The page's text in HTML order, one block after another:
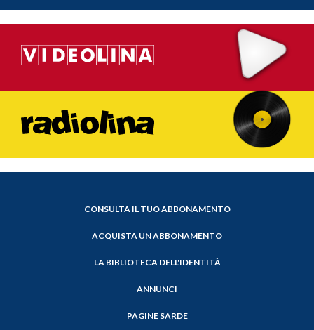
CONSULTA IL TUO ABBONAMENTO
ACQUISTA UN ABBONAMENTO
LA BIBLIOTECA DELL'IDENTITÀ
ANNUNCI
PAGINE SARDE